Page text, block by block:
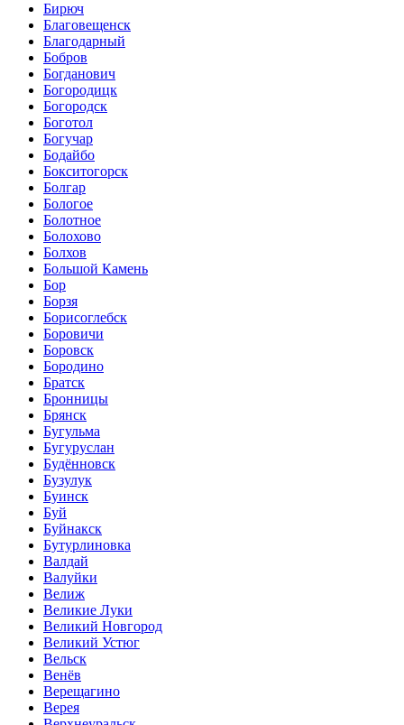
Бирюч
Благовещенск
Благодарный
Бобров
Богданович
Богородицк
Богородск
Боготол
Богучар
Бодайбо
Бокситогорск
Болгар
Бологое
Болотное
Болохово
Болхов
Большой Камень
Бор
Борзя
Борисоглебск
Боровичи
Боровск
Бородино
Братск
Бронницы
Брянск
Бугульма
Бугуруслан
Будённовск
Бузулук
Буинск
Буй
Буйнакск
Бутурлиновка
Валдай
Валуйки
Велиж
Великие Луки
Великий Новгород
Великий Устюг
Вельск
Венёв
Верещагино
Верея